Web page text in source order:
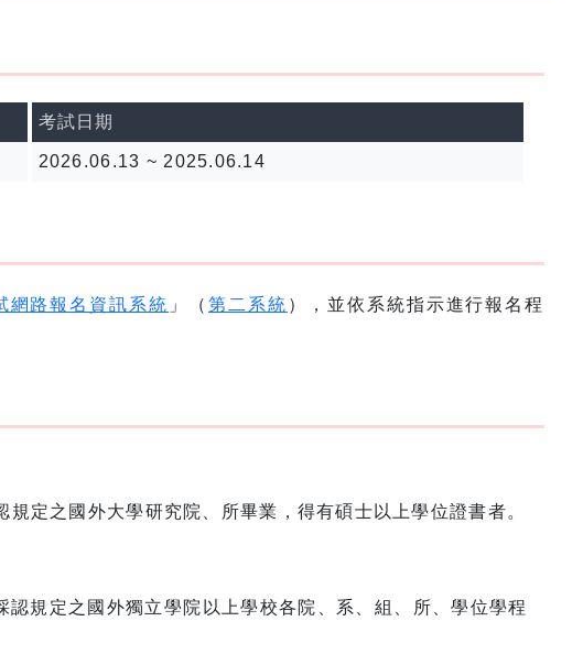
考試日期
2026.06.13 ~ 2025.06.14
網路報名資訊系統 」（第二系統 ），並依系統指示進行報名程
定之國外大學研究院、所畢業，得有碩士以上學位證書者。
規定之國外獨立學院以上學校各院、系、組、所、學位學程